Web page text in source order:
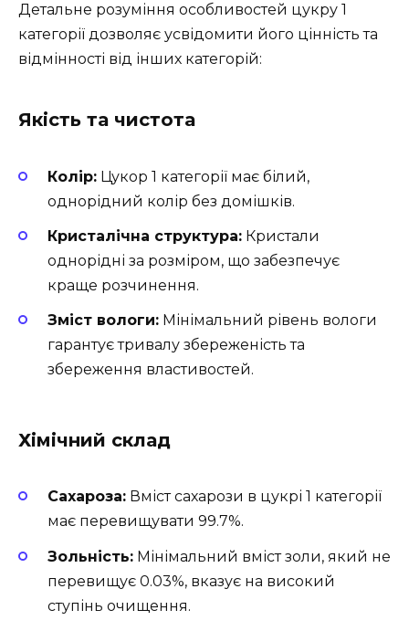
Детальне розуміння особливостей цукру 1
категорії дозволяє усвідомити його цінність та
відмінності від інших категорій:
Якість та чистота
Колір: Цукор 1 категорії має білий,
однорідний колір без домішків.
Кристалічна структура: Кристали
однорідні за розміром, що забезпечує
краще розчинення.
Зміст вологи: Мінімальний рівень вологи
гарантує тривалу збереженість та
збереження властивостей.
Хімічний склад
Сахароза: Вміст сахарози в цукрі 1 категорії
має перевищувати 99.7%.
Зольність: Мінімальний вміст золи, який не
перевищує 0.03%, вказує на високий
ступінь очищення.